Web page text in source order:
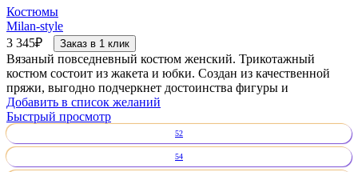
Костюмы
Milan-style
3 345₽ Заказ в 1 клик
Вязаный повседневный костюм женский. Трикотажный
костюм состоит из жакета и юбки. Создан из качественной
пряжи, выгодно подчеркнет достоинства фигуры и
Добавить в список желаний
Быстрый просмотр
52
54